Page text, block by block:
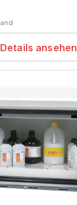
Details ansehen